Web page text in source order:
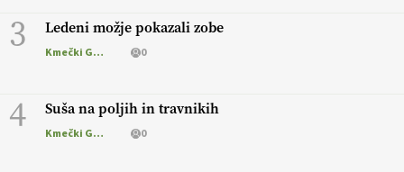
3 Ledeni možje pokazali zobe
Kmečki Glas 0
4 Suša na poljih in travnikih
Kmečki Glas 0